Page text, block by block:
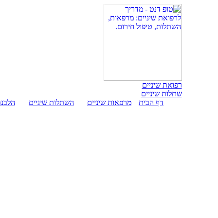
רפואת שיניים
שתלות שיניים
דף הבית
מרפאות שיניים השתלות שיניים